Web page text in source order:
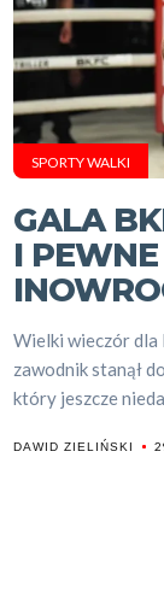
SPORTY WALKI
GALA
I
Wielki wieczór dla
zawodnik stanął
który jeszcze
DAWID ZIELIŃSKI